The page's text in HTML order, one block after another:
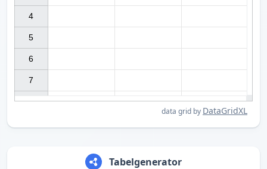
4
5
6
7
data grid by DataGridXL
Tabelgenerator